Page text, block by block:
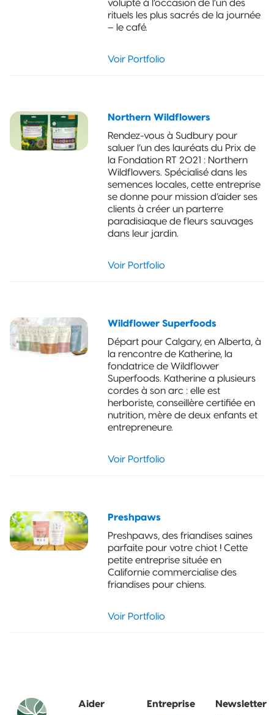
volupté à l’occasion de l’un des
rituels les plus sacrés de la journée
– le café.
Voir Portfolio
Northern Wildflowers
Rendez-vous à Sudbury pour
saluer l’un des lauréats du Prix de
la Fondation RT 2021 : Northern
Wildflowers. Spécialisé dans les
semences locales, cette entreprise
se donne pour mission d’aider ses
clients à créer un parterre
paradisiaque de fleurs sauvages
dans leur jardin.
Voir Portfolio
Wildflower Superfoods
Départ pour Calgary, en Alberta, à
la rencontre de Katherine, la
fondatrice de Wildflower
Superfoods. Katherine a plusieurs
cordes à son arc : elle est
herboriste, conseillère certifiée en
nutrition, mère de deux enfants et
entrepreneure.
Voir Portfolio
Preshpaws
Preshpaws, des friandises saines
parfaite pour votre chiot ! Cette
petite entreprise située en
Californie commercialise des
friandises pour chiens.
Voir Portfolio
Aider Entreprise
Newsletter